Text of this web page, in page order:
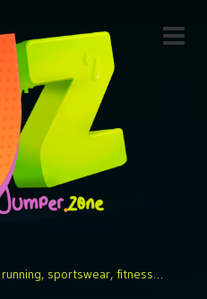
sportswear, fitness…